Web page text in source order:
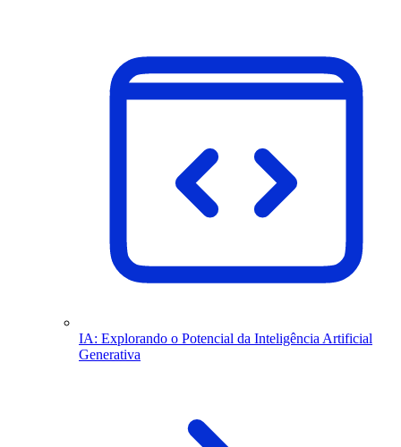
IA: Explorando o Potencial da Inteligência Artificial
Generativa